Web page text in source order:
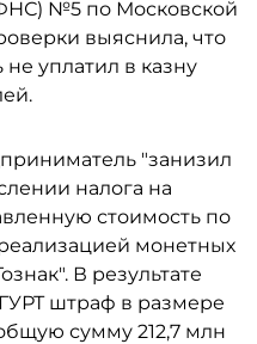
№5 по Московской
выяснила, что
не уплатил в казну
"занизил
налога на
стоимость по
монетных
В результате
штраф в размере
сумму 212,7 млн